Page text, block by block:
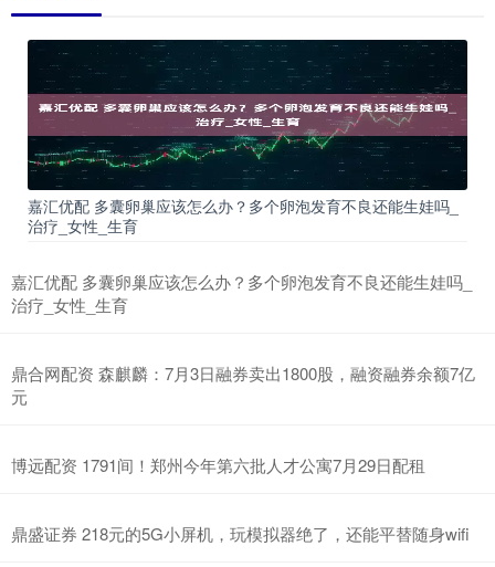
嘉汇优配 多囊卵巢应该怎么办？多个卵泡发育不良还能生娃吗_
治疗_女性_生育
嘉汇优配 多囊卵巢应该怎么办？多个卵泡发育不良还能生娃吗_
治疗_女性_生育
鼎合网配资 森麒麟：7月3日融券卖出1800股，融资融券余额7亿
元
博远配资 1791间！郑州今年第六批人才公寓7月29日配租
鼎盛证券 218元的5G小屏机，玩模拟器绝了，还能平替随身wifi